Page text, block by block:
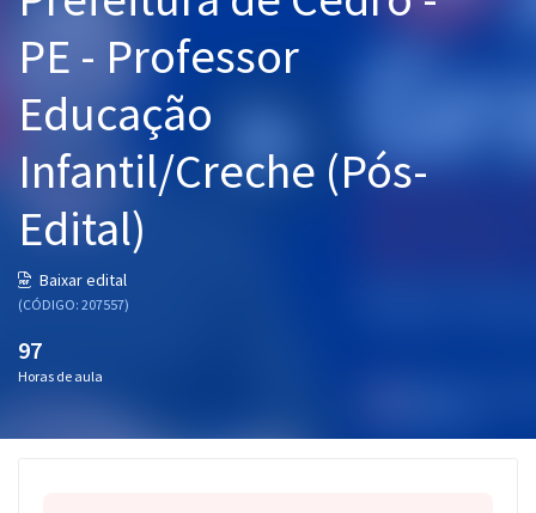
Graduação
OAB
Mentorias
Questões grátis
Conteúdo gratuito
Blog
PE - Professor
Educação
Infantil/Creche (Pós-
Edital)
Baixar edital
(CÓDIGO: 207557)
97
Horas de aula